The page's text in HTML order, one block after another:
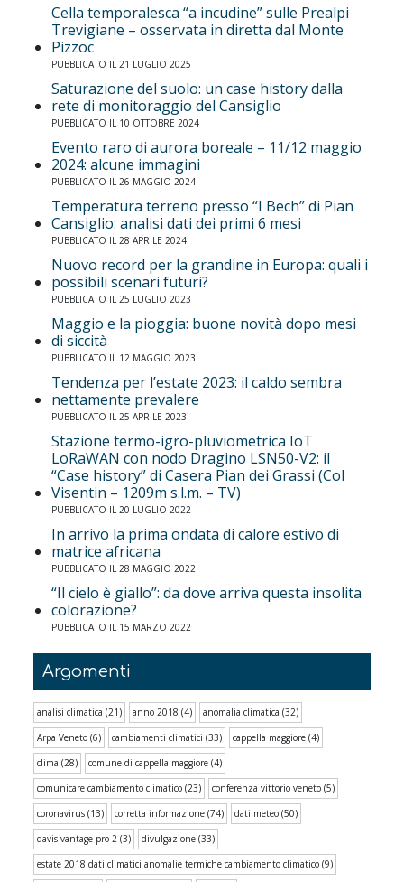
Cella temporalesca “a incudine” sulle Prealpi
Trevigiane – osservata in diretta dal Monte
Pizzoc
PUBBLICATO IL 21 LUGLIO 2025
Saturazione del suolo: un case history dalla
rete di monitoraggio del Cansiglio
PUBBLICATO IL 10 OTTOBRE 2024
Evento raro di aurora boreale – 11/12 maggio
2024: alcune immagini
PUBBLICATO IL 26 MAGGIO 2024
Temperatura terreno presso “I Bech” di Pian
Cansiglio: analisi dati dei primi 6 mesi
PUBBLICATO IL 28 APRILE 2024
Nuovo record per la grandine in Europa: quali i
possibili scenari futuri?
PUBBLICATO IL 25 LUGLIO 2023
Maggio e la pioggia: buone novità dopo mesi
di siccità
PUBBLICATO IL 12 MAGGIO 2023
Tendenza per l’estate 2023: il caldo sembra
nettamente prevalere
PUBBLICATO IL 25 APRILE 2023
Stazione termo-igro-pluviometrica IoT
LoRaWAN con nodo Dragino LSN50-V2: il
“Case history” di Casera Pian dei Grassi (Col
Visentin – 1209m s.l.m. – TV)
PUBBLICATO IL 20 LUGLIO 2022
In arrivo la prima ondata di calore estivo di
matrice africana
PUBBLICATO IL 28 MAGGIO 2022
“Il cielo è giallo”: da dove arriva questa insolita
colorazione?
PUBBLICATO IL 15 MARZO 2022
Argomenti
analisi climatica (21) anno 2018 (4) anomalia climatica (32)
Arpa Veneto (6) cambiamenti climatici (33) cappella maggiore (4)
clima (28) comune di cappella maggiore (4)
comunicare cambiamento climatico (23) conferenza vittorio veneto (5)
coronavirus (13) corretta informazione (74) dati meteo (50)
davis vantage pro 2 (3) divulgazione (33)
estate 2018 dati climatici anomalie termiche cambiamento climatico (9)